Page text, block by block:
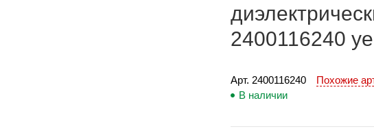
2400116240
Арт. 2400116240
Похожие
В наличии